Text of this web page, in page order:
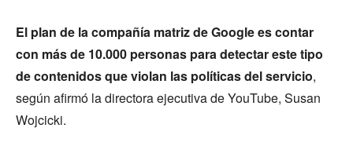
El plan de la compañía matriz de Google es contar
con más de 10.000 personas para detectar este tipo
de contenidos que violan las políticas del servicio,
según afirmó la directora ejecutiva de YouTube, Susan
Wojcicki.